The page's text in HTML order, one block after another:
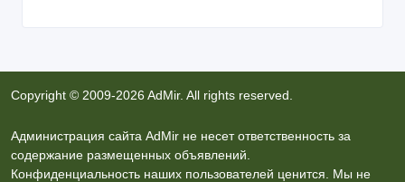
Copyright © 2009-2026 AdMir. All rights reserved.
Администрация сайта AdMir не несет ответственность за
содержание размещенных объявлений.
Конфиденциальность наших пользователей ценится. Мы не